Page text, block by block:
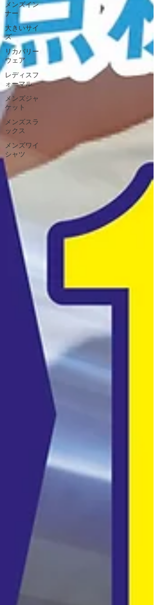
メンズイン
ナー
大きいサイ
ズ
リカバリー
ウェア
レディスフ
ォーマル
メンズジャ
ケット
メンズスラ
ックス
メンズワイ
シャツ